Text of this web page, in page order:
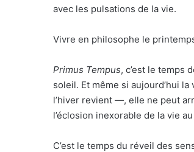
avec les pulsations de la vie.
Vivre en philosophe le
Primus Tempus, c’est le temps
soleil. Et même si aujourd’hui
l’hiver revient —, elle ne peut
l’éclosion inexorable de la vie
C’est le temps du réveil des